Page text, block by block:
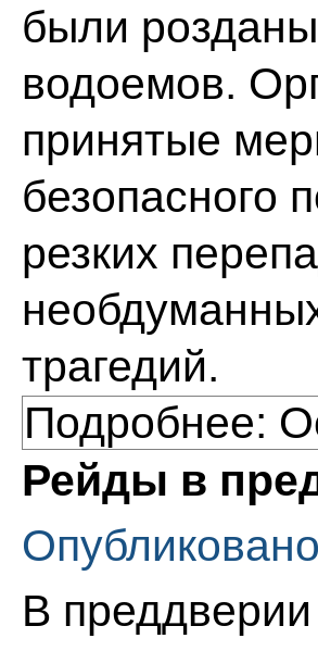
были
водоемов.
принятые
безопасного
резких
трагедий.
Подробнее:
Рейды в
В